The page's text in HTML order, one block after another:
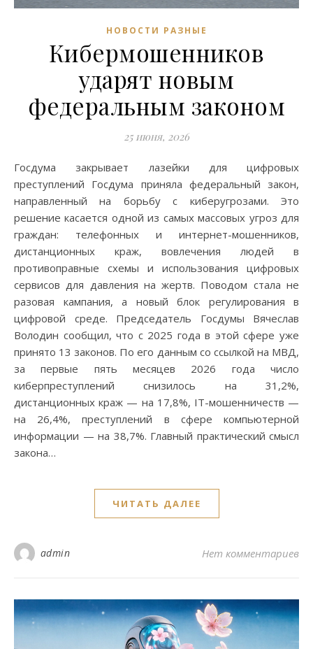
НОВОСТИ РАЗНЫЕ
Кибермошенников
ударят новым
федеральным законом
25 июня, 2026
Госдума закрывает лазейки для цифровых
преступлений Госдума приняла федеральный закон,
направленный на борьбу с киберугрозами. Это
решение касается одной из самых массовых угроз для
граждан: телефонных и интернет-мошенников,
дистанционных краж, вовлечения людей в
противоправные схемы и использования цифровых
сервисов для давления на жертв. Поводом стала не
разовая кампания, а новый блок регулирования в
цифровой среде. Председатель Госдумы Вячеслав
Володин сообщил, что с 2025 года в этой сфере уже
принято 13 законов. По его данным со ссылкой на МВД,
за первые пять месяцев 2026 года число
киберпреступлений снизилось на 31,2%,
дистанционных краж — на 17,8%, IT-мошенничеств —
на 26,4%, преступлений в сфере компьютерной
информации — на 38,7%. Главный практический смысл
закона…
ЧИТАТЬ ДАЛЕЕ
admin Нет комментариев